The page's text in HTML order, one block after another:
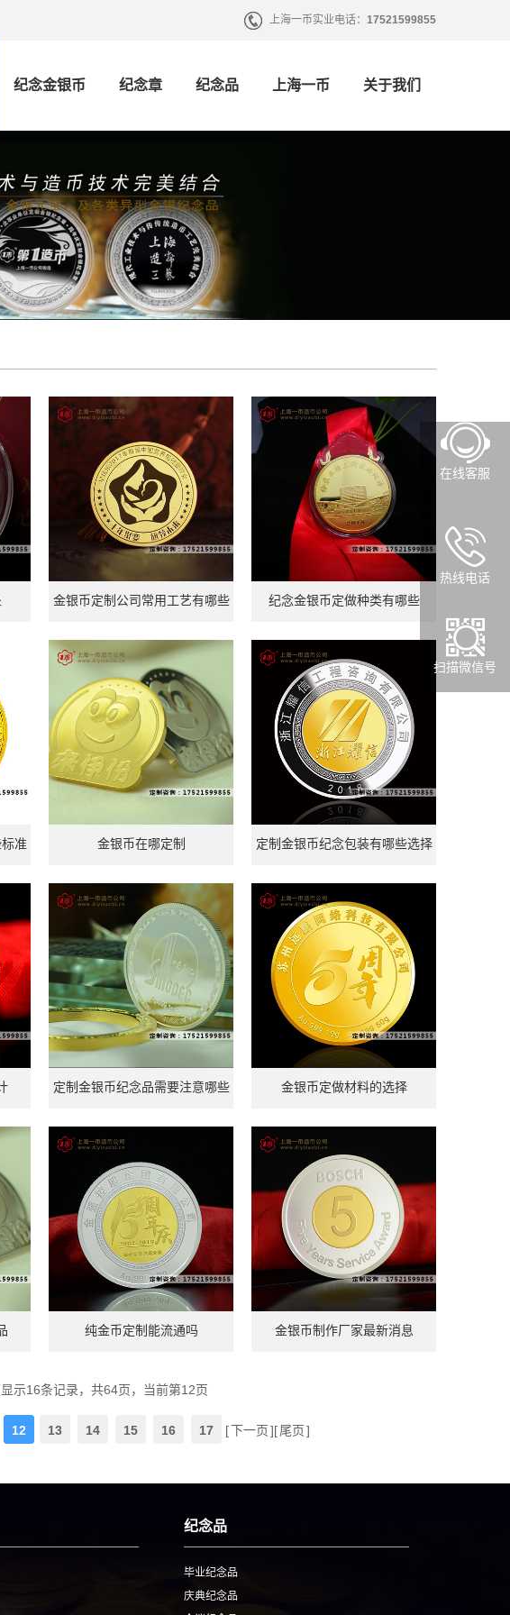
上海一币实业电话： 17521599855
纪念金银币 纪念章 纪念品 上海一币 关于我们
金银币定制公司常用工艺有哪些 纪念金银币定做种类有哪些
准 金银币在哪定制 定制金银币纪念包装有哪些选择
定制金银币纪念品需要注意哪些 金银币定做材料的选择
纯金币定制能流通吗 金银币制作厂家最新消息
示16条记录，共64页，当前第12页
12 13 14 15 16 17 [下一页][ 尾页]
纪念品
毕业纪念品
庆典纪念品
在线客服
热线电话
扫描微信号